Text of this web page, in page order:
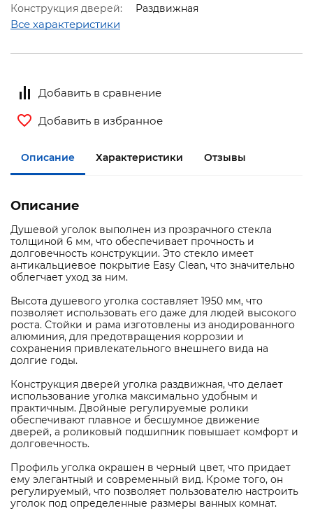
Конструкция дверей:
Раздвижная
Все характеристики
Добавить в сравнение
Добавить в избранное
Описание Характеристики Отзывы
Описание
Душевой уголок выполнен из прозрачного стекла
толщиной 6 мм, что обеспечивает прочность и
долговечность конструкции. Это стекло имеет
антикальциевое покрытие Easy Clean, что значительно
облегчает уход за ним.
Высота душевого уголка составляет 1950 мм, что
позволяет использовать его даже для людей высокого
роста. Стойки и рама изготовлены из анодированного
алюминия, для предотвращения коррозии и
сохранения привлекательного внешнего вида на
долгие годы.
Конструкция дверей уголка раздвижная, что делает
использование уголка максимально удобным и
практичным. Двойные регулируемые ролики
обеспечивают плавное и бесшумное движение
дверей, а роликовый подшипник повышает комфорт и
долговечность.
Профиль уголка окрашен в черный цвет, что придает
ему элегантный и современный вид. Кроме того, он
регулируемый, что позволяет пользователю настроить
уголок под определенные размеры ванных комнат.